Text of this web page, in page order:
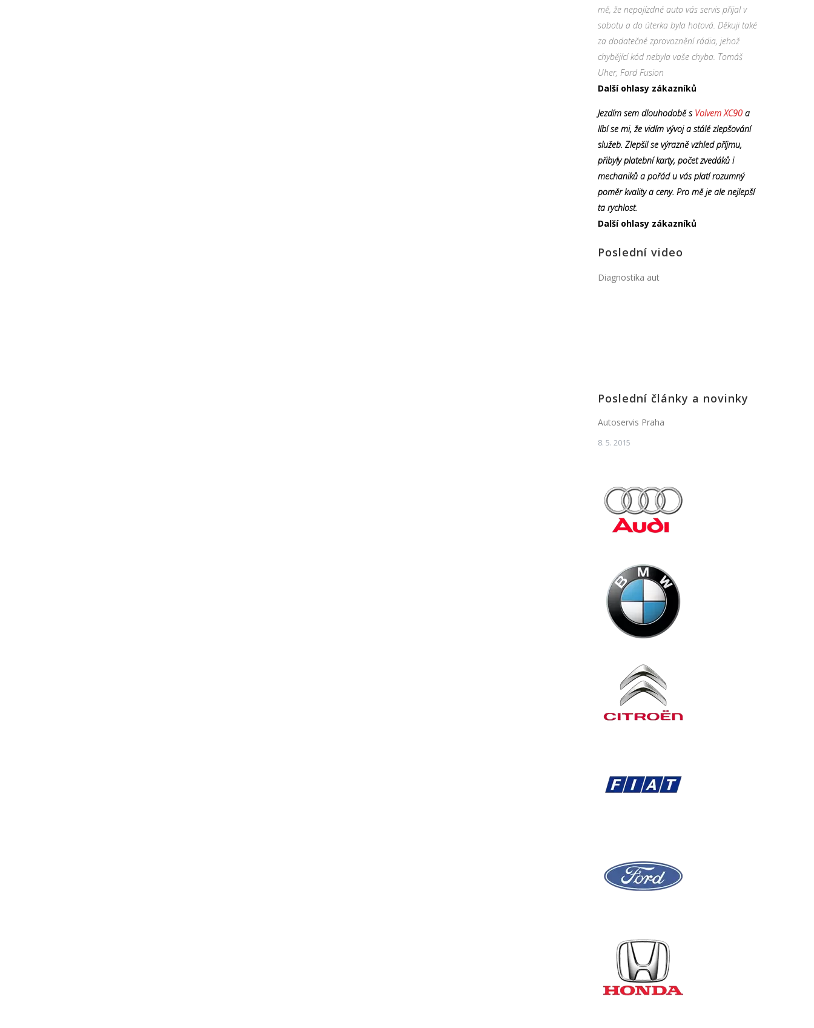
mě, že nepojízdné auto vás servis přijal v
sobotu a do úterka byla hotová. Děkuji také
za dodatečné zprovoznění rádia, jehož
chybějící kód nebyla vaše chyba. Tomáš
Uher, Ford Fusion
Další ohlasy zákazníků
Jezdím sem dlouhodobě s Volvem XC90 a
líbí se mi, že vidím vývoj a stálé zlepšování
služeb. Zlepšil se výrazně vzhled příjmu,
přibyly platební karty, počet zvedáků i
mechaniků a pořád u vás platí rozumný
poměr kvality a ceny. Pro mě je ale nejlepší
ta rychlost.
Další ohlasy zákazníků
Poslední video
Diagnostika aut
Poslední články a novinky
Autoservis Praha
8. 5. 2015